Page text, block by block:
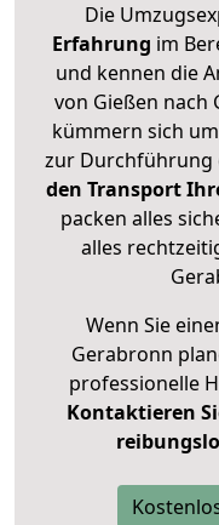
Die
Erfahrung im
und kennen die
von Gießen nach
kümmern sich
zur Durchführung
den Transport
packen alles
alles
Wenn Sie
Gerabronn
professionelle
Kontaktieren